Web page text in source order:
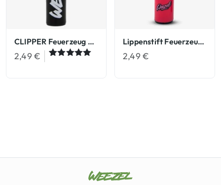
CLIPPER Feuerzeug CLIPPER
2,49€
Lippenstift Feuerzeug CLIPPER
2,49€